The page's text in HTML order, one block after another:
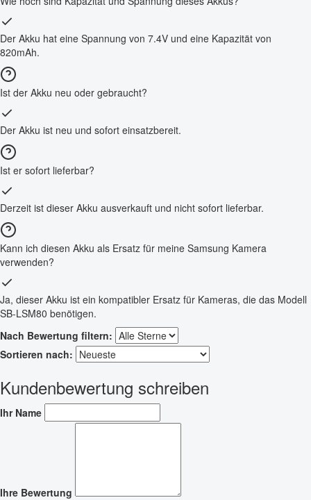
Der Akku hat eine Spannung von 7.4V und eine Kapazität von
820mAh.
Ist der Akku neu oder gebraucht?
Der Akku ist neu und sofort einsatzbereit.
Ist er sofort lieferbar?
Derzeit ist dieser Akku ausverkauft und nicht sofort lieferbar.
Kann ich diesen Akku als Ersatz für meine Samsung Kamera
verwenden?
Ja, dieser Akku ist ein kompatibler Ersatz für Kameras, die das Modell
SB-LSM80 benötigen.
Nach Bewertung filtern:
Sortieren nach:
Kundenbewertung schreiben
Ihr Name
Ihre Bewertung